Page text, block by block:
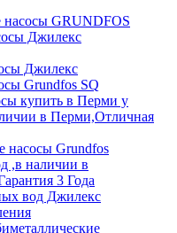
GRUNDFOS
Джилекс
Джилекс
Grundfos SQ
купить в Перми у
в Перми,Отличная
насосы Grundfos
,в наличии в
3 Года
вод Джилекс